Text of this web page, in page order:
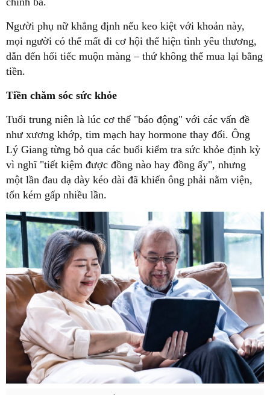
Người phụ nữ khẳng định nếu keo kiệt với khoản này,
mọi người có thể mất đi cơ hội thể hiện tình yêu thương,
dẫn đến hối tiếc muộn màng – thứ không thể mua lại bằng
tiền.
Tiền chăm sóc sức khỏe
Tuổi trung niên là lúc cơ thể "báo động" với các vấn đề
như xương khớp, tim mạch hay hormone thay đổi. Ông
Lý Giang từng bỏ qua các buổi kiểm tra sức khỏe định kỳ
vì nghĩ "tiết kiệm được đồng nào hay đồng ấy", nhưng
một lần đau dạ dày kéo dài đã khiến ông phải nằm viện,
tốn kém gấp nhiều lần.